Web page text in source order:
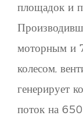
площадок и
моторным и
колесом,
генерирует
поток на